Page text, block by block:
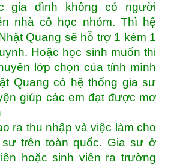
gia đình không có người
nhà cô học nhóm. Thì hệ
Quang sẽ hỗ trợ 1 kèm 1
Hoặc học sinh muốn thi
lớp chọn của tỉnh mình
Quang có hệ thống gia sư
giúp các em đạt được mơ
ra thu nhập và việc làm cho
sư trên toàn quốc. Gia sư ở
hoặc sinh viên ra trường